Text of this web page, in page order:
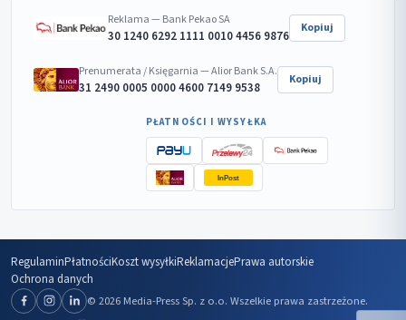
Reklama — Bank Pekao SA
30 1240 6292 1111 0010 4456 9876 Kopiuj
Prenumerata / Księgarnia — Alior Bank S.A.
31 2490 0005 0000 4600 7149 9538 Kopiuj
PŁATNOŚCI I WYSYŁKA
InPost
RegulaminPłatnościKoszt wysyłkiReklamacjePrawa autorskie
Ochrona danych
© 2026 Media-Press Sp. z o.o. Wszelkie prawa zastrzeżone.